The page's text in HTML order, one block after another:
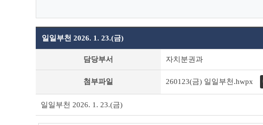
세
조
일일부천 2026. 1. 23.(금)
담당부서 자치분권과
첨부파일 260123(금) 일일부천.hwpx
일일부천 2026. 1. 23.(금)